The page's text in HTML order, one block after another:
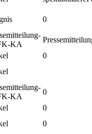
0
KA
0
KA
0
0
0